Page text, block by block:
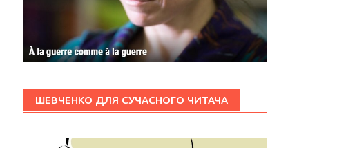
ШЕВЧЕНКО ДЛЯ СУЧАСНОГО ЧИТАЧА